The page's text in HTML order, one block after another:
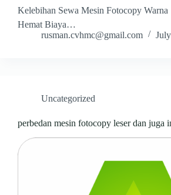
Kelebihan Sewa Mesin Fotocopy Warna
Hemat Biaya…
rusman.cvhmc@gmail.com
Uncategorized
perbedan mesin fotocopy leser dan juga